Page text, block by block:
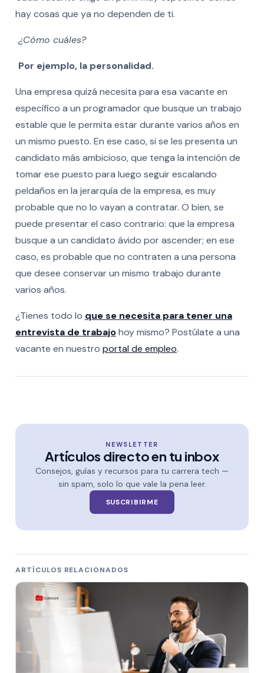
hay cosas que ya no dependen de ti.
¿Cómo cuáles?
Por ejemplo, la personalidad.
Una empresa quizá necesita para esa vacante en
específico a un programador que busque un trabajo
estable que le permita estar durante varios años en
un mismo puesto. En ese caso, si se les presenta un
candidato más ambicioso, que tenga la intención de
tomar ese puesto para luego seguir escalando
peldaños en la jerarquía de la empresa, es muy
probable que no lo vayan a contratar. O bien, se
puede presentar el caso contrario: que la empresa
busque a un candidato ávido por ascender; en ese
caso, es probable que no contraten a una persona
que desee conservar un mismo trabajo durante
varios años.
¿Tienes todo lo que se necesita para tener una
entrevista de trabajohoy mismo? Postúlate a una
vacante en nuestro portal de empleo.
NEWSLETTER
Artículos directo en tu inbox
Consejos, guías y recursos para tu carrera tech —
sin spam, solo lo que vale la pena leer.
SUSCRIBIRME
ARTÍCULOS RELACIONADOS